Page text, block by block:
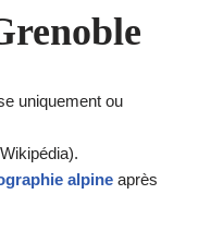
uniquement ou
Wikipédia).
alpine après